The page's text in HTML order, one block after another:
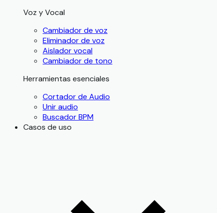
Voz y Vocal
Cambiador de voz
Eliminador de voz
Aislador vocal
Cambiador de tono
Herramientas esenciales
Cortador de Audio
Unir audio
Buscador BPM
Casos de uso